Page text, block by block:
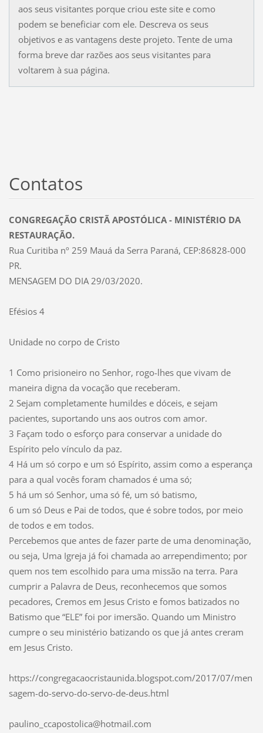
aos seus visitantes porque criou este site e como
podem se beneficiar com ele. Descreva os seus
objetivos e as vantagens deste projeto. Tente de uma
forma breve dar razões aos seus visitantes para
voltarem à sua página.
Contatos
CONGREGAÇÃO CRISTÃ APOSTÓLICA - MINISTÉRIO DA
RESTAURAÇÃO.
Rua Curitiba nº 259 Mauá da Serra Paraná, CEP:86828-000
PR.
MENSAGEM DO DIA 29/03/2020.
Efésios 4
Unidade no corpo de Cristo
1 Como prisioneiro no Senhor, rogo-lhes que vivam de
maneira digna da vocação que receberam.
2 Sejam completamente humildes e dóceis, e sejam
pacientes, suportando uns aos outros com amor.
3 Façam todo o esforço para conservar a unidade do
Espírito pelo vínculo da paz.
4 Há um só corpo e um só Espírito, assim como a esperança
para a qual vocês foram chamados é uma só;
5 há um só Senhor, uma só fé, um só batismo,
6 um só Deus e Pai de todos, que é sobre todos, por meio
de todos e em todos.
Percebemos que antes de fazer parte de uma denominação,
ou seja, Uma Igreja já foi chamada ao arrependimento; por
quem nos tem escolhido para uma missão na terra. Para
cumprir a Palavra de Deus, reconhecemos que somos
pecadores, Cremos em Jesus Cristo e fomos batizados no
Batismo que “ELE” foi por imersão. Quando um Ministro
cumpre o seu ministério batizando os que já antes creram
em Jesus Cristo.
https://congregacaocristaunida.blogspot.com/2017/07/men
sagem-do-servo-do-servo-de-deus.html
paulino_ ccapostolica@hotmail.com